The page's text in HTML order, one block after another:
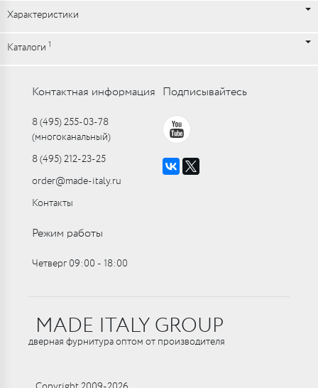
Характеристики
Каталоги 1
Контактная информация
8 (495) 255-03-78
(многоканальный)
8 (495) 212-23-25
order@made-italy.ru
Контакты
Подписывайтесь
Режим работы
Четверг 09:00 ‑ 18:00
MADE ITALY GROUP
дверная фурнитура оптом от производителя